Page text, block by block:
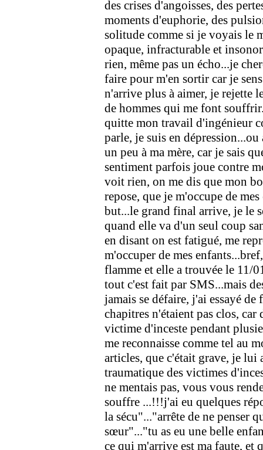
des crises d'angoisses, des
moments d'euphorie, des
solitude comme si je voyais le
opaque, infracturable et
rien, même pas un écho...je
faire pour m'en sortir car je
n'arrive plus à aimer, je rejette
de hommes qui me font
quitte mon travail d'ingénieur
parle, je suis en
un peu à ma mère, car je sais
sentiment parfois joue contre
voit rien, on me dis que mon
repose, que je m'occupe de
but...le grand final arrive, je le
quand elle va d'un seul coup
en disant on est fatigué, me
m'occuper de mes
flamme et elle a trouvée le 11/
tout c'est fait par SMS...mais
jamais se défaire, j'ai essayé
chapitres n'étaient pas clos,
victime d'inceste pendant
me reconnaisse comme tel au
articles, que c'était grave, je lui
traumatique des victimes
ne mentais pas, vous vous
souffre ...!!!j'ai eu quelques
la sécu"..."arrête de ne penser
sœur"..."tu as eu une belle
ce qui m'arrive est ma faute, et